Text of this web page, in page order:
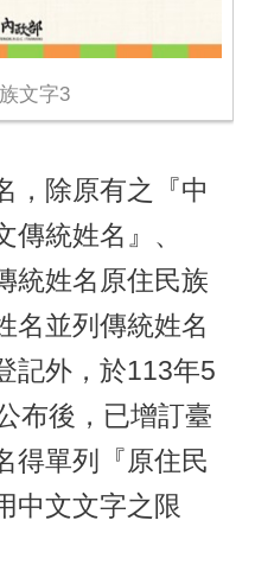
文字3
，除原有之『中
統姓名』、
統姓名原住民族
名並列傳統姓名
記外，於113年5
布後，已增訂臺
得單列『原住民
中文文字之限